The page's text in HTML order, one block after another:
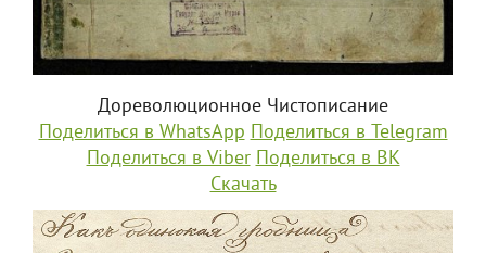
Дореволюционное Чистописание
Поделиться в WhatsApp Поделиться в Telegram
Поделиться в Viber Поделиться в ВК
Скачать